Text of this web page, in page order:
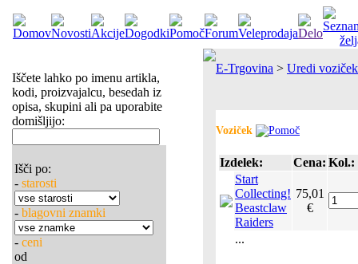
Iščete lahko po imenu artikla,
kodi, proizvajalcu, besedah iz
opisa, skupini ali pa uporabite
domišljijo:
Išči po:
- starosti
- blagovni znamki
- ceni
od
E-Trgovina > Uredi voziček
Voziček
Izdelek: Cena: Kol.:
Start
Collecting!
Beastclaw
Raiders
75,01
€
...